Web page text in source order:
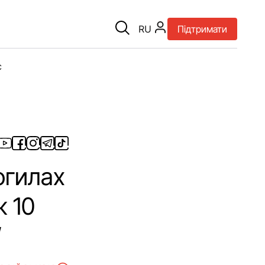
RU Підтримати
10